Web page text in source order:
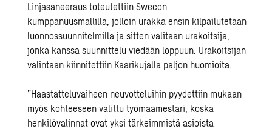
Linjasaneeraus toteutettiin Swecon
kumppanuusmallilla, jolloin urakka ensin kilpailutetaan
luonnossuunnitelmilla ja sitten valitaan urakoitsija,
jonka kanssa suunnittelu viedään loppuun. Urakoitsijan
valintaan kiinnitettiin Kaarikujalla paljon huomioita.
”Haastatteluvaiheen neuvotteluihin pyydettiin mukaan
myös kohteeseen valittu työmaamestari, koska
henkilövalinnat ovat yksi tärkeimmistä asioista